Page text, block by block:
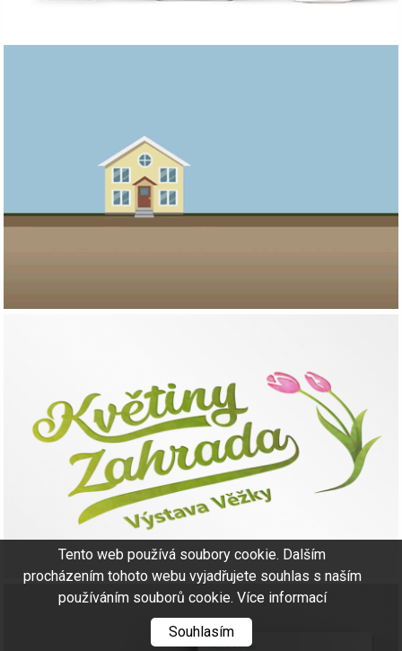
Tento web používá soubory cookie. Dalším
procházením tohoto webu vyjadřujete souhlas s naším
používáním souborů cookie. Více informací
Souhlasím